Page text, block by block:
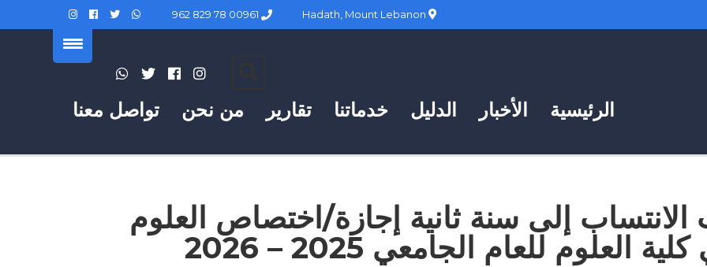
تواصل معنا من نحن تقارير خدماتنا الدليل الأخبار الرئيسية
الانتساب إلى سنة ثانية إجازة/اختصاص العلوم
العلوم للعام الجامعي 2025 – 2026